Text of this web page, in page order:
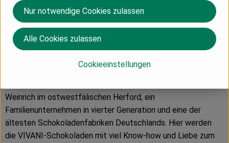
und Geschäftsführer Gerrit Wiezoreck engagiert sich seit
Jahren gegen ausbeuterische Kinderarbeit und betreibt
eigene Projekte für besonders fairen und biodynamisch-
angebauten Bio-Kakao in der Dominikanischen Republik,
Heimat der weltbesten Edelkakaosorten.
Weinrich im ostwestfälischen Herford, ein
Familienunternehmen in vierter Generation und eine der
ältesten Schokoladenfabriken Deutschlands. Hier werden
die VIVANI-Schokoladen mit viel Know-how und Liebe zum
Cookieeinstellungen
Nur notwendige Cookies zulassen
Alle Cookies zulassen